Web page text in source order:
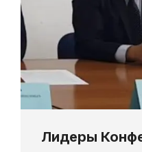
Лидеры